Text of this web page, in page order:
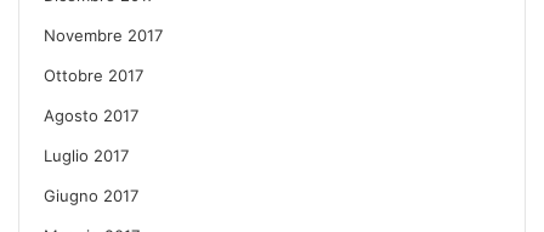
Novembre 2017
Ottobre 2017
Agosto 2017
Luglio 2017
Giugno 2017